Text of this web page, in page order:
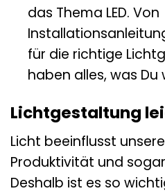
das Thema LED. Von
für die richtige
haben alles, was Du
Lichtgestaltung
Licht beeinflusst
Produktivität und
Deshalb ist es so